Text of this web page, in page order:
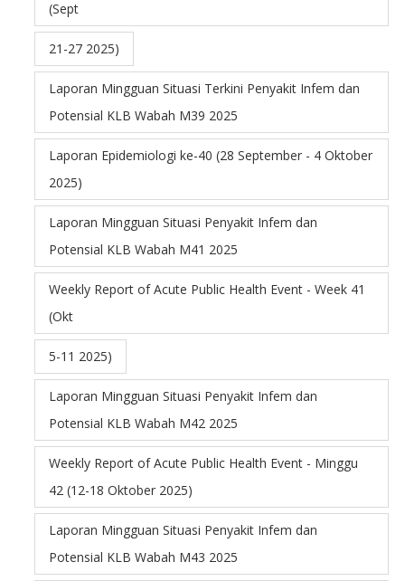
(Sept
21-27 2025)
Laporan Mingguan Situasi Terkini Penyakit Infem dan
Potensial KLB Wabah M39 2025
Laporan Epidemiologi ke-40 (28 September - 4 Oktober
2025)
Laporan Mingguan Situasi Penyakit Infem dan
Potensial KLB Wabah M41 2025
Weekly Report of Acute Public Health Event - Week 41
(Okt
5-11 2025)
Laporan Mingguan Situasi Penyakit Infem dan
Potensial KLB Wabah M42 2025
Weekly Report of Acute Public Health Event - Minggu
42 (12-18 Oktober 2025)
Laporan Mingguan Situasi Penyakit Infem dan
Potensial KLB Wabah M43 2025